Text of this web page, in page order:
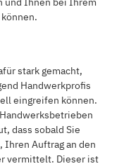
stark gemacht,
Handwerkprofis
eingreifen können.
dass sobald Sie
Ihren Auftrag an den
vermittelt. Dieser ist